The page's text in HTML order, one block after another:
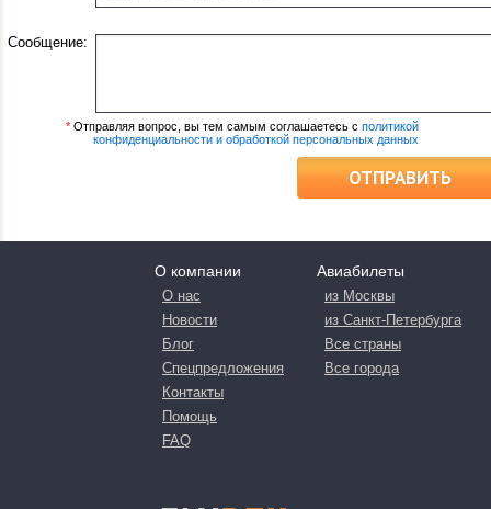
Сообщение:
* Отправляя вопрос, вы тем самым соглашаетесь с политикой
конфиденциальности и обработкой персональных данных
ОТПРАВИТЬ
О компании
О нас
Новости
Блог
Спецпредложения
Контакты
Помощь
FAQ
Авиабилеты
из Москвы
из Санкт-Петербурга
Все страны
Все города